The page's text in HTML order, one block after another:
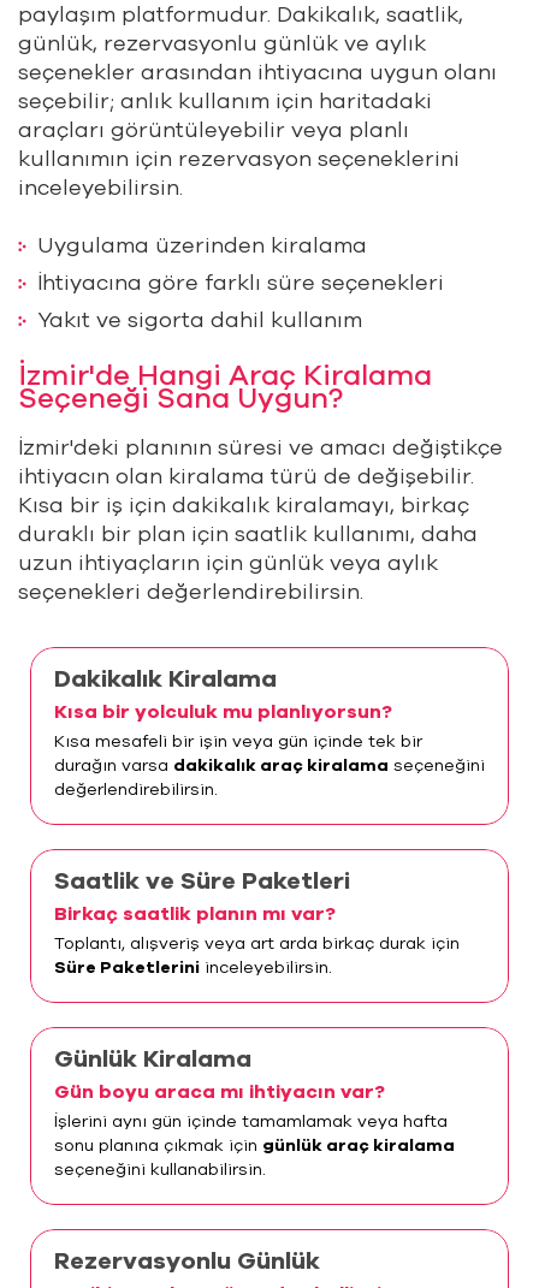
paylaşım platformudur. Dakikalık, saatlik,
günlük, rezervasyonlu günlük ve aylık
seçenekler arasından ihtiyacına uygun olanı
seçebilir; anlık kullanım için haritadaki
araçları görüntüleyebilir veya planlı
kullanımın için rezervasyon seçeneklerini
inceleyebilirsin.
Uygulama üzerinden kiralama
İhtiyacına göre farklı süre seçenekleri
Yakıt ve sigorta dahil kullanım
İzmir'de Hangi Araç Kiralama
Seçeneği Sana Uygun?
İzmir'deki planının süresi ve amacı değiştikçe
ihtiyacın olan kiralama türü de değişebilir.
Kısa bir iş için dakikalık kiralamayı, birkaç
duraklı bir plan için saatlik kullanımı, daha
uzun ihtiyaçların için günlük veya aylık
seçenekleri değerlendirebilirsin.
Dakikalık Kiralama
Kısa bir yolculuk mu planlıyorsun?
Kısa mesafeli bir işin veya gün içinde tek bir
durağın varsa dakikalık araç kiralama seçeneğini
değerlendirebilirsin.
Saatlik ve Süre Paketleri
Birkaç saatlik planın mı var?
Toplantı, alışveriş veya art arda birkaç durak için
Süre Paketlerini inceleyebilirsin.
Günlük Kiralama
Gün boyu araca mı ihtiyacın var?
İşlerini aynı gün içinde tamamlamak veya hafta
sonu planına çıkmak için günlük araç kiralama
seçeneğini kullanabilirsin.
Rezervasyonlu Günlük